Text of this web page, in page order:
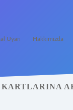
Uyarı Hakkımızda